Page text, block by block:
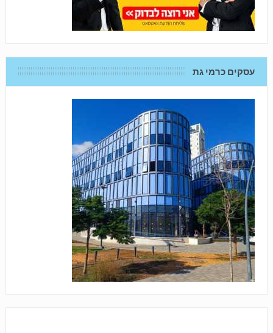
עסקים כרמי גת